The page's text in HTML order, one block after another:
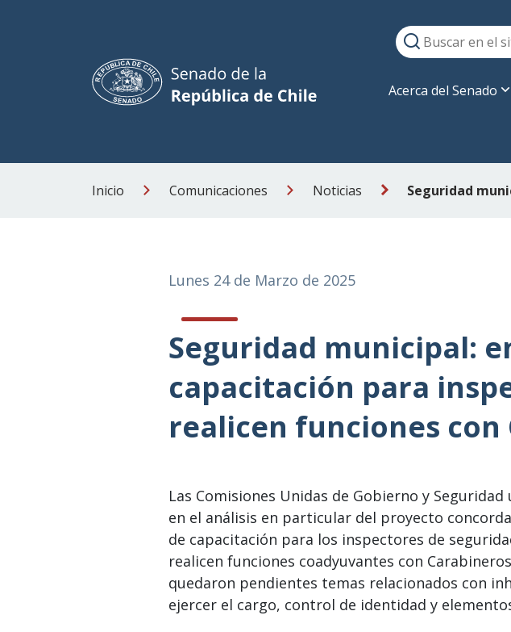
Acerca del Senado
Inicio Comunicaciones Noticias
Lunes 24 de Marzo de 2025
Seguridad municipal:
capacitación para
realicen funciones con
Las Comisiones Unidas de Gobierno y Seguridad
en el análisis en particular del proyecto
de capacitación para los inspectores de
realicen funciones coadyuvantes con
quedaron pendientes temas relacionados con
ejercer el cargo, control de identidad y